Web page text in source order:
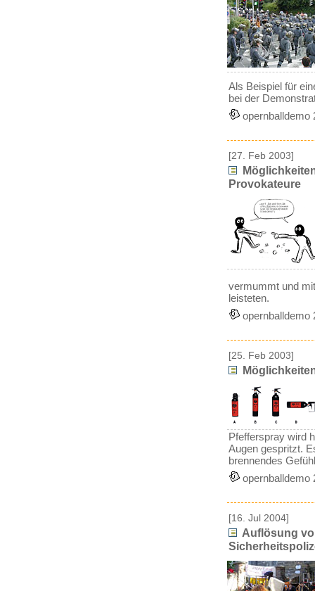
Als Beispiel für
bei der
opernballdemo
[27. Feb 2003]
Provokateure
vermummt und
leisteten.
opernballdemo
[25. Feb 2003]
Pfefferspray wird
Augen gespritzt.
brennendes
opernballdemo
[16. Jul 2004]
Auflösung